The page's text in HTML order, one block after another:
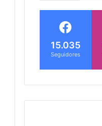
15.035
Seguidores